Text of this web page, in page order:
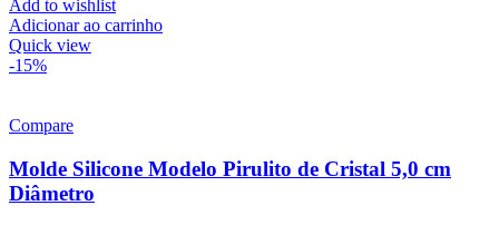
Add to wishlist
Adicionar ao carrinho
Quick view
-15%
Compare
Molde Silicone Modelo Pirulito de Cristal 5,0 cm
Diâmetro